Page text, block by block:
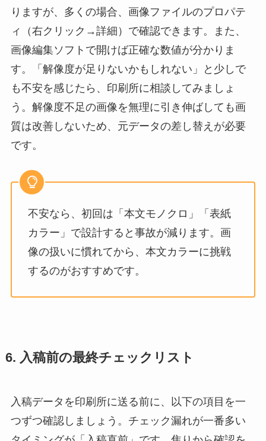
りますが、多くの場合、画像ファイルのプロパテ
ィ（右クリック→詳細）で確認できます。また、
画像編集ソフトで開けば正確な数値が分かりま
す。「解像度が足りないかもしれない」と少しで
も不安を感じたら、印刷所に相談してみましょ
う。解像度不足の画像を無理に引き伸ばしても画
質は改善しないため、元データの差し替えが必要
です。
不安なら、初回は「本文モノクロ」「表紙
カラー」で設計すると事故が減ります。画
像の扱いに慣れてから、本文カラーに挑戦
するのがおすすめです。
6. 入稿前の最終チェックリスト
入稿データを印刷所に送る前に、以下の項目を一
つずつ確認しましょう。チェック漏れが一番多い